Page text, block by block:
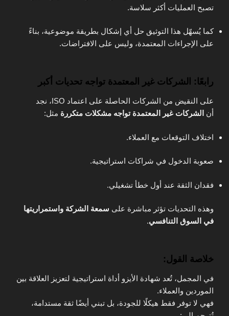
تصبح العمليات أكثر سلاسة.
كما يُسهّل هذا التوثيق حل أي إشكال بطريقة موضوعية، بناءً
على الإجراءات المعتمدة، وليس على الافتراضات.
رابعًا: الشركات غير المعتمدة تواجه تحديات أكبر
على النقيض من الشركات الحاصلة على اعتماد ISO، نجد
أن الشركات غير المعتمدة تواجه مشكلات متكررة مثل:
اختلاف التوقعات مع العملاء.
صعوبة الدخول في شراكات استراتيجية.
فقدان الثقة عند أول خطأ تشغيلي.
وهذه التحديات تؤثر مباشرة على سمعة الشركة واستمراريتها
في السوق التنافسي.
خلاصة القول:
في المجمل، تُعد شهادة الأيزو أداة استراتيجية لتعزيز العلاقة بين
الموردين والعملاء.
فهي لا توفر فقط هيكلًا للجودة، بل تبني أيضًا ثقة مستدامة،